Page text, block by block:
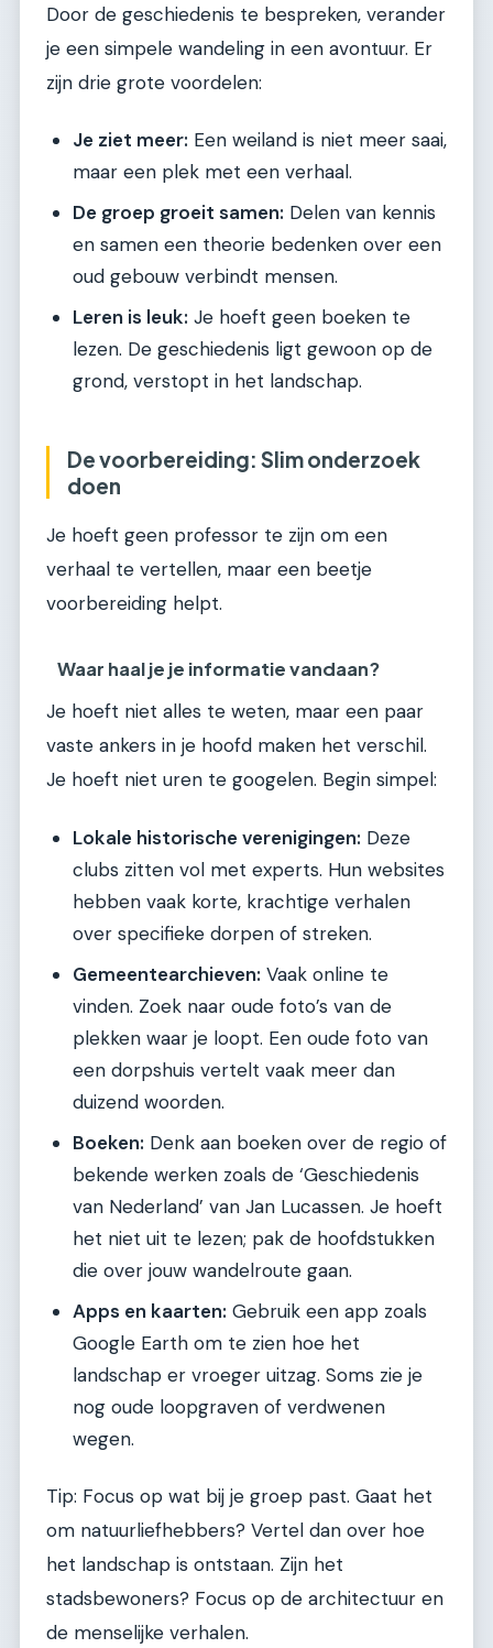
Door de geschiedenis te bespreken, verander
je een simpele wandeling in een avontuur. Er
zijn drie grote voordelen:
Je ziet meer: Een weiland is niet meer saai,
maar een plek met een verhaal.
De groep groeit samen: Delen van kennis
en samen een theorie bedenken over een
oud gebouw verbindt mensen.
Leren is leuk: Je hoeft geen boeken te
lezen. De geschiedenis ligt gewoon op de
grond, verstopt in het landschap.
De voorbereiding: Slim onderzoek
doen
Je hoeft geen professor te zijn om een
verhaal te vertellen, maar een beetje
voorbereiding helpt.
Waar haal je je informatie vandaan?
Je hoeft niet alles te weten, maar een paar
vaste ankers in je hoofd maken het verschil.
Je hoeft niet uren te googelen. Begin simpel:
Lokale historische verenigingen: Deze
clubs zitten vol met experts. Hun websites
hebben vaak korte, krachtige verhalen
over specifieke dorpen of streken.
Gemeentearchieven: Vaak online te
vinden. Zoek naar oude foto’s van de
plekken waar je loopt. Een oude foto van
een dorpshuis vertelt vaak meer dan
duizend woorden.
Boeken: Denk aan boeken over de regio of
bekende werken zoals de ‘Geschiedenis
van Nederland’ van Jan Lucassen. Je hoeft
het niet uit te lezen; pak de hoofdstukken
die over jouw wandelroute gaan.
Apps en kaarten: Gebruik een app zoals
Google Earth om te zien hoe het
landschap er vroeger uitzag. Soms zie je
nog oude loopgraven of verdwenen
wegen.
Tip: Focus op wat bij je groep past. Gaat het
om natuurliefhebbers? Vertel dan over hoe
het landschap is ontstaan. Zijn het
stadsbewoners? Focus op de architectuur en
de menselijke verhalen.